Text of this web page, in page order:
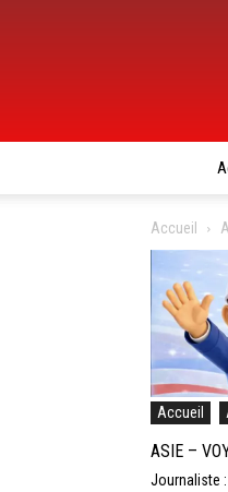
Accueil
Accueil
ASIE –
Journaliste